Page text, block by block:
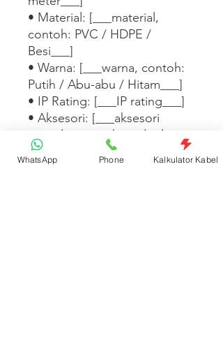
• Material: [___material,
contoh: PVC / HDPE /
Besi___]
• Warna: [___warna, contoh:
Putih / Abu-abu / Hitam___]
• IP Rating: [___IP rating___]
• Aksesori: [___aksesori
tersedia, contoh: sudut luar,
sudut dalam, T-connector,
tutup___]
WhatsApp Phone Kalkulator Kabel